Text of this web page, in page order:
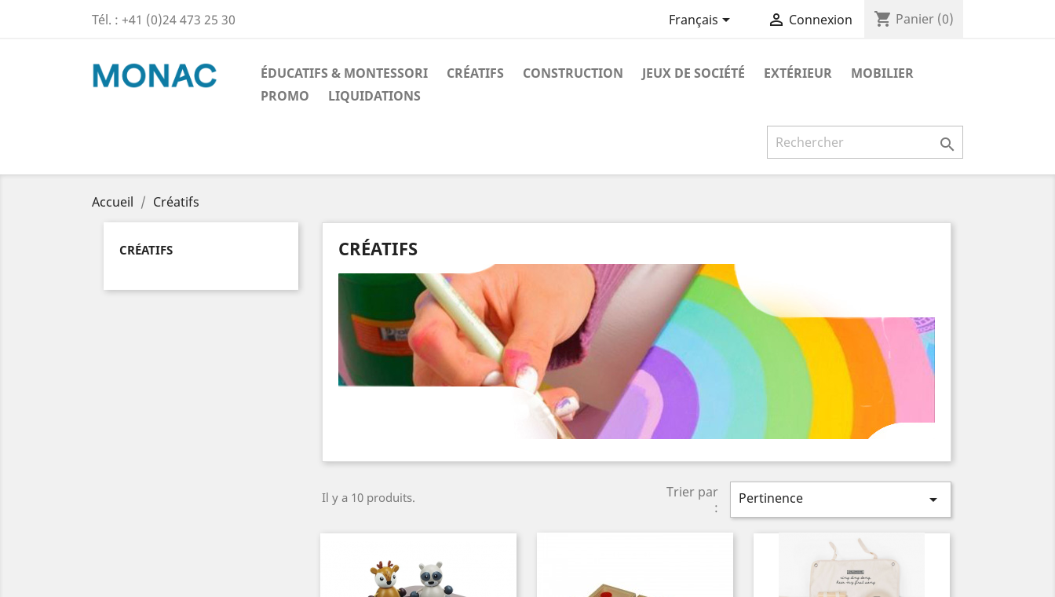
Tél. : +41 (0)24 473 25 30 Français  Connexion shopping_cart Panier (0)
ÉDUCATIFS & MONTESSORI CRÉATIFS CONSTRUCTION JEUX DE SOCIÉTÉ EXTÉRIEUR
MOBILIER
PROMO
LIQUIDATIONS

Accueil Créatifs
CRÉATIFS CRÉATIFS
Il y a 10 produits.
Trier par
:
Pertinence 